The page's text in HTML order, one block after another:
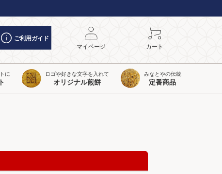
ご利用ガイド
マイページ
カート
に ロゴや好きな文字を入れて
オリジナル煎餅
みなとやの伝統
定番商品